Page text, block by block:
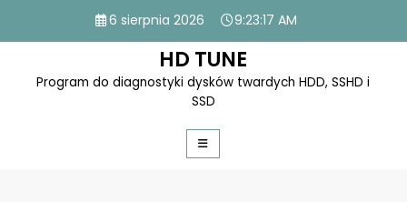
content
6 sierpnia 2026 9:23:17 AM
HD TUNE
Program do diagnostyki dysków twardych HDD, SSHD i
SSD